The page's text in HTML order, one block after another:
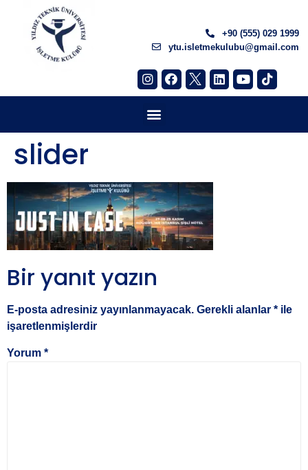
+90 (555) 029 1999
ytu.isletmekulubu@gmail.com
slider
Bir yanıt yazın
E-posta adresiniz yayınlanmayacak. Gerekli alanlar * ile
işaretlenmişlerdir
Yorum *